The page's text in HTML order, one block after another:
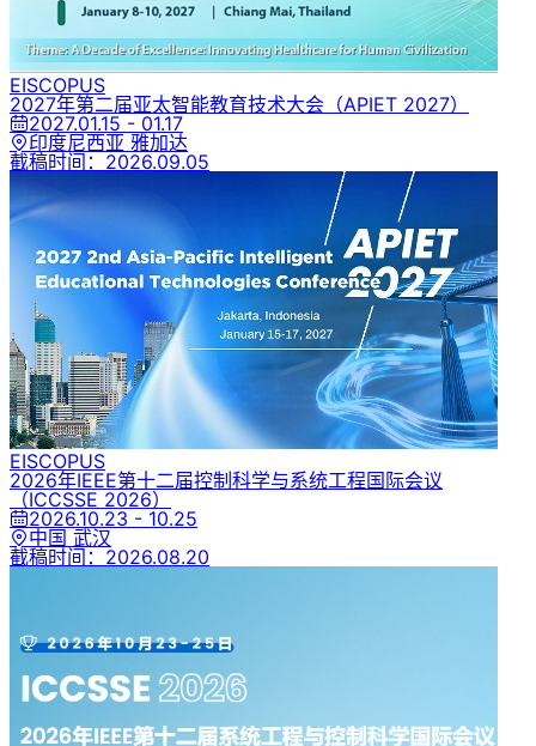
EISCOPUS
2027年第二届亚太智能教育技术大会 （APIET 2027）
2027.01.15 - 01.17
印度尼西亚 雅加达
截稿时间： 2026.09.05
EISCOPUS
2026年IEEE第十二届控制科学与系统工程国际会议
（ICCSSE 2026）
2026.10.23 - 10.25
中国 武汉
截稿时间： 2026.08.20